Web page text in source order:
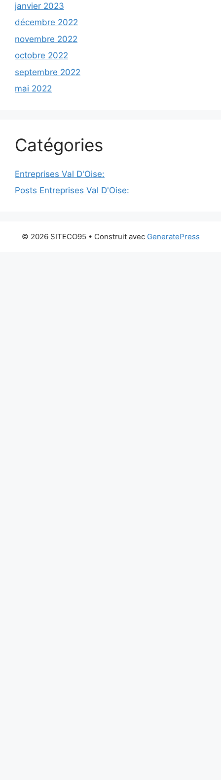
janvier 2023
décembre 2022
novembre 2022
octobre 2022
septembre 2022
mai 2022
Catégories
Entreprises Val D'Oise:
Posts Entreprises Val D'Oise:
© 2026 SITECO95 • Construit avec GeneratePress